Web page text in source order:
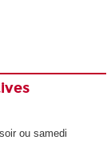
ou samedi